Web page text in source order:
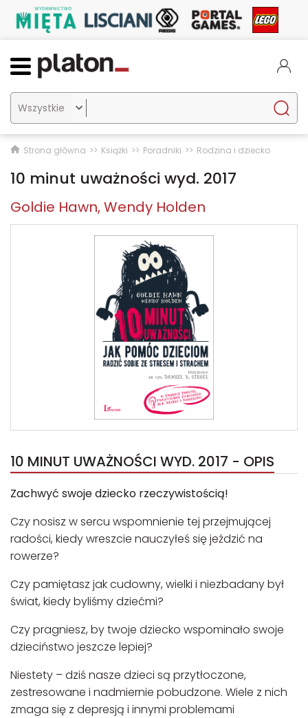

Strona główna Książki Poradniki Rodzina i dziecko
10 minut uważności wyd. 2017
Goldie Hawn Wendy Holden
10 MINUT UWAŻNOŚCI WYD. 2017 - OPIS
Zachwyć swoje dziecko rzeczywistością!
Czy nosisz w sercu wspomnienie tej przejmującej
radości, kiedy wreszcie nauczyłeś się jeździć na
rowerze?
Czy pamiętasz jak cudowny, wielki i niezbadany był
świat, kiedy byliśmy dziećmi?
Czy pragniesz, by twoje dziecko wspominało swoje
dzieciństwo jeszcze lepiej?
Niestety – dziś nasze dzieci są przytłoczone,
zestresowane i nadmiernie pobudzone. Wiele z nich
zmaga się z depresją i innymi problemami